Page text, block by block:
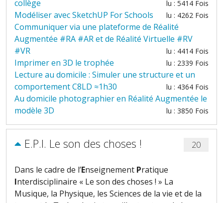
collège
lu : 5414 Fois
Modéliser avec SketchUP For Schools lu : 4262 Fois
Communiquer via une plateforme de Réalité
Augmentée #RA #AR et de Réalité Virtuelle #RV
#VR
lu : 4414 Fois
Imprimer en 3D le trophée lu : 2339 Fois
Lecture au domicile : Simuler une structure et un
comportement C8LD ≈1h30
lu : 4364 Fois
Au domicile photographier en Réalité Augmentée le
modèle 3D
lu : 3850 Fois
E.P.I. Le son des choses ! 20
Dans le cadre de l’Enseignement Pratique
Interdisciplinaire « Le son des choses ! » La
Musique, la Physique, les Sciences de la vie et de la